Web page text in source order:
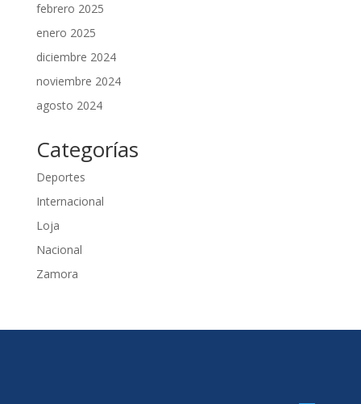
febrero 2025
enero 2025
diciembre 2024
noviembre 2024
agosto 2024
Categorías
Deportes
Internacional
Loja
Nacional
Zamora